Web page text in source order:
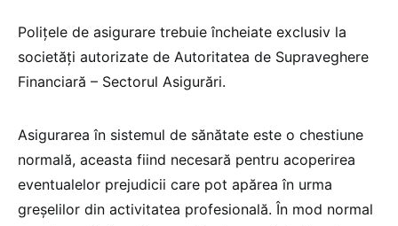
Polițele de asigurare trebuie încheiate exclusiv la
societăți autorizate de Autoritatea de Supraveghere
Financiară – Sectorul Asigurări.
Asigurarea în sistemul de sănătate este o chestiune
normală, aceasta fiind necesară pentru acoperirea
eventualelor prejudicii care pot apărea în urma
greșelilor din activitatea profesională. În mod normal